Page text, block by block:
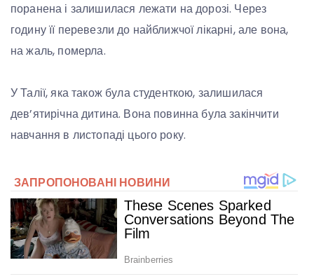
поранена і залишилася лежати на дорозі. Через
годину її перевезли до найближчої лікарні, але вона,
на жаль, померла.
У Талії, яка також була студенткою, залишилася
дев’ятирічна дитина. Вона повинна була закінчити
навчання в листопаді цього року.